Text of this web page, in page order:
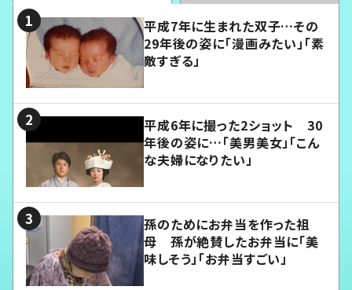
平成7年に生まれた双子…その
29年後の姿に「漫画みたい」「素
敵すぎる」
平成6年に撮った2ショット 30
年後の姿に…「美男美女」「こん
な夫婦になりたい」
孫のためにお弁当を作った祖
母 孫が絶賛したお弁当に「美
味しそう」「お弁当すごい」